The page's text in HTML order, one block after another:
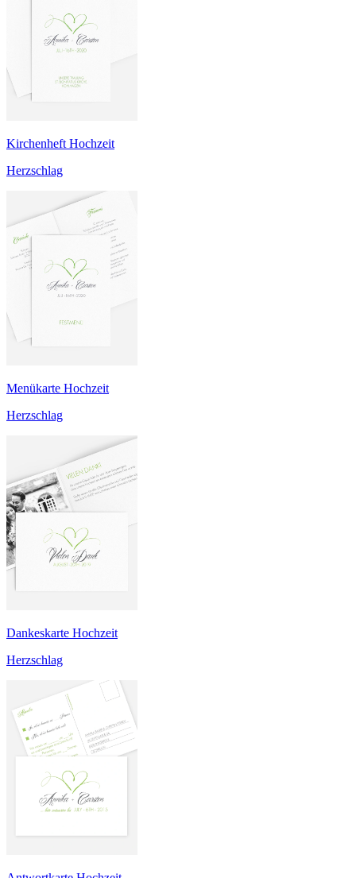
Kirchenheft Hochzeit
Herzschlag
Menükarte Hochzeit
Herzschlag
Dankeskarte Hochzeit
Herzschlag